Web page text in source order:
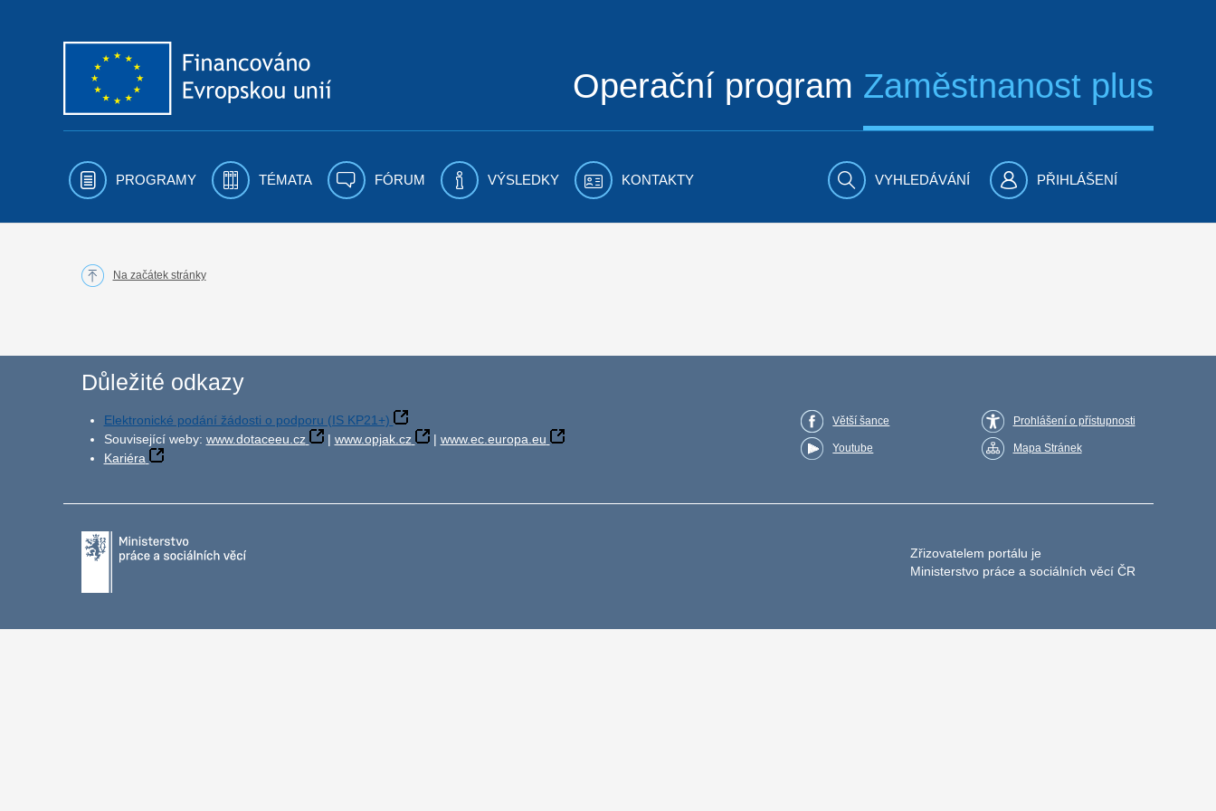
Operační program Zaměstnanost plus
PROGRAMY TÉMATA FÓRUM VÝSLEDKY KONTAKTY VYHLEDÁVÁNÍ PŘIHLÁŠENÍ
Na začátek stránky
Důležité odkazy
Elektronické podání žádosti o podporu (IS KP21+)
Související weby: www.dotaceeu.cz | www.opjak.cz | www.ec.europa.eu
Kariéra
Větší šance
Youtube
Prohlášení o přístupnosti
Mapa Stránek
Zřizovatelem portálu je
Ministerstvo práce a sociálních věcí ČR